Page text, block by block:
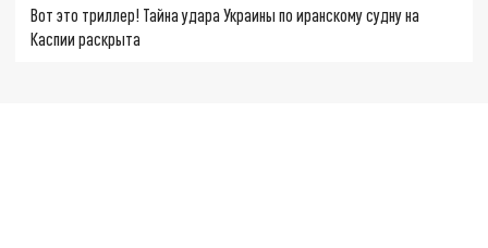
Вот это триллер! Тайна удара Украины по иранскому судну на
Каспии раскрыта